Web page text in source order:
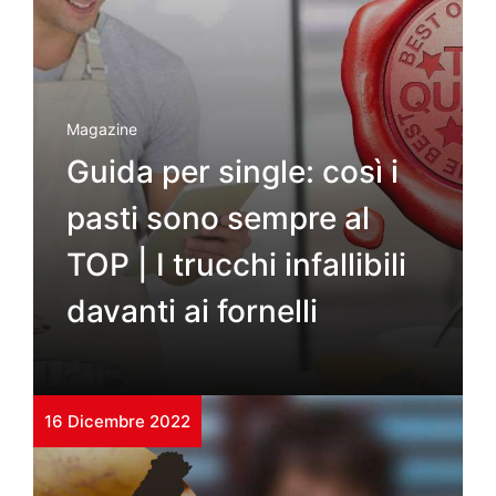
Magazine
Guida per single: così i
pasti sono sempre al
TOP | I trucchi infallibili
davanti ai fornelli
16 Dicembre 2022